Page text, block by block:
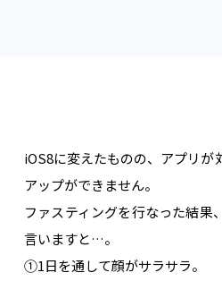
iOS8に変えたものの、アプリが
アップができません。
ファスティングを行なった結果
言いますと…。
①1日を通して顔がサラサラ。